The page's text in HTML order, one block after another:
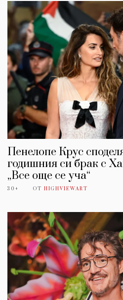
Пенелопе Крус
годишния си брак с
„Все още се уча“
30+ ОТ HIGHVIEWART